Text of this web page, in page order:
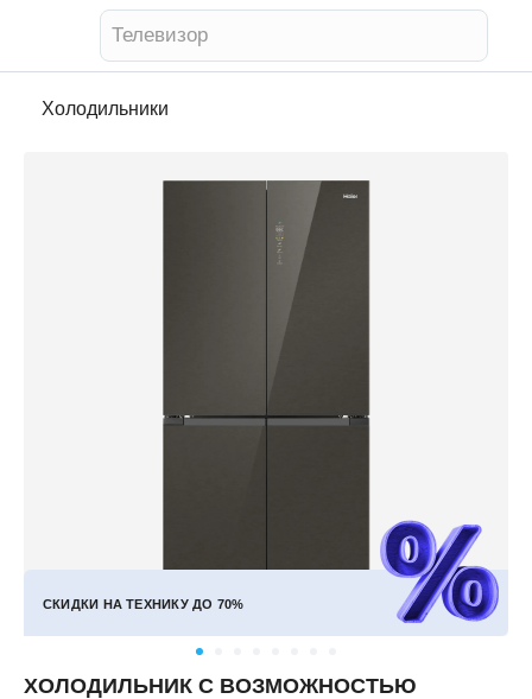
Телевизор
Холодильники
ХОЛОДИЛЬНИК С ВОЗМОЖНОСТЬЮ
СКИДКИ НА ТЕХНИКУ ДО 70%